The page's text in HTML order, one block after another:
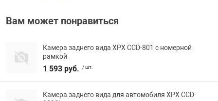
Вам может понравиться
Камера заднего вида XPX CCD-801 с номерной
рамкой
1 593 руб. / шт.
Камера заднего вида для автомобиля XPX CCD-